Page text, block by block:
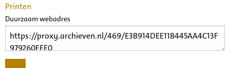
Printen
Duurzaam webadres